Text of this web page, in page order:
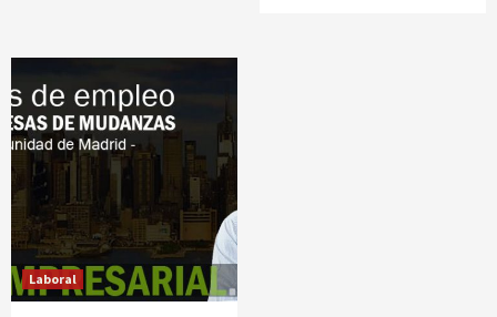
Laboral